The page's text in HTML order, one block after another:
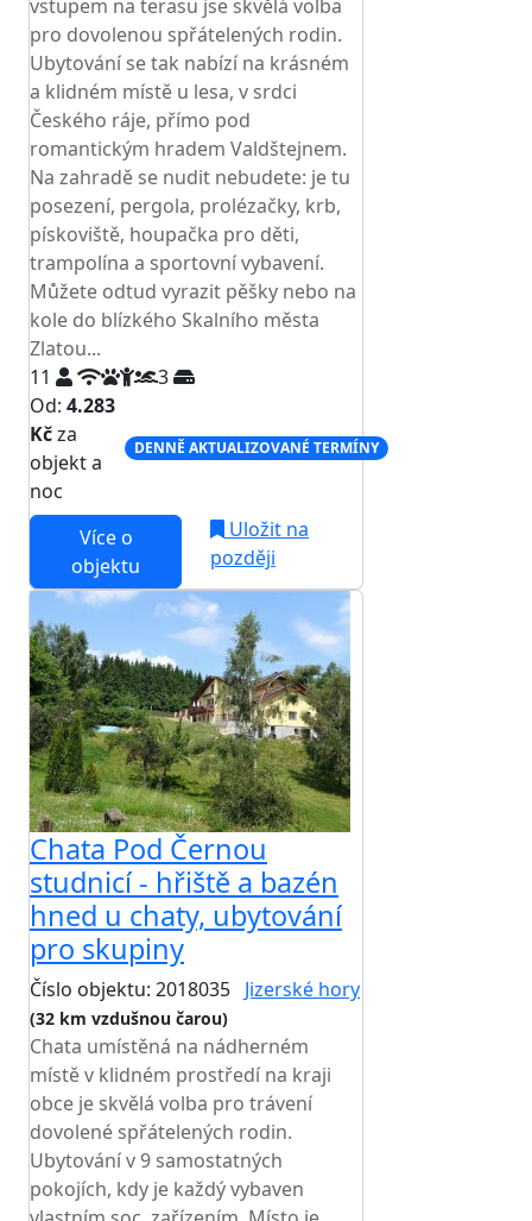
vstupem na terasu jse skvělá volba
pro dovolenou spřátelených rodin.
Ubytování se tak nabízí na krásném
a klidném místě u lesa, v srdci
Českého ráje, přímo pod
romantickým hradem Valdštejnem.
Na zahradě se nudit nebudete: je tu
posezení, pergola, prolézačky, krb,
pískoviště, houpačka pro děti,
trampolína a sportovní vybavení.
Můžete odtud vyrazit pěšky nebo na
kole do blízkého Skalního města
Zlatou...
11
3
Od: 4.283
Kčza
objekt a
noc
DENNĚ AKTUALIZOVANÉ TERMÍNY
Více o
objektu
Uložit na
později
Chata Pod Černou
studnicí - hřiště a bazén
hned u chaty, ubytování
pro skupiny
Číslo objektu: 2018035 Jizerské hory
(32 km vzdušnou čarou)
Chata umístěná na nádherném
místě v klidném prostředí na kraji
obce je skvělá volba pro trávení
dovolené spřátelených rodin.
Ubytování v 9 samostatných
pokojích, kdy je každý vybaven